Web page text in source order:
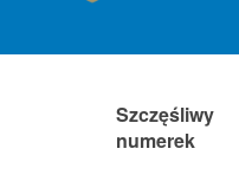
Szczęśliwy
numerek